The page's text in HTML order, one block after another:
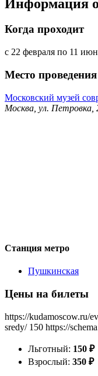
Информация
Когда проходит
с 22 февраля по 11
Место проведения
Московский музей
Москва, ул. Петровка,
Станция метро
Пушкинская
Цены на билеты
https://kudamoscow.ru/
sredy/ 150 https://
Льготный: 150 ₽
Взрослый: 350 ₽